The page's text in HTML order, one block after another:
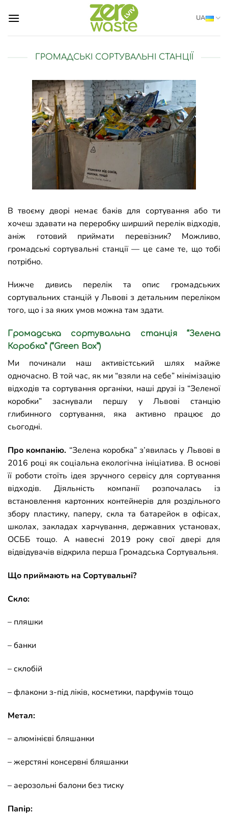
UA
ГРОМАДСЬКІ СОРТУВАЛЬНІ СТАНЦІЇ
В твоєму дворі немає баків для сортування або ти
хочеш здавати на переробку ширший перелік відходів,
аніж готовий приймати перевізник? Можливо,
громадські сортувальні станції — це саме те, що тобі
потрібно.
Нижче дивись перелік та опис громадських
сортувальних станцій у Львові з детальним переліком
того, що і за яких умов можна там здати.
Громадська сортувальна станція
“Зелена
Коробка” (“Green Box”)
Ми починали наш активістський шлях майже
одночасно. В той час, як ми “взяли на себе” мінімізацію
відходів та сортування органіки, наші друзі із “Зеленої
коробки” заснували першу у Львові станцію
глибинного сортування, яка активно працює до
сьогодні.
Про компанію. “Зелена коробка” з’явилась у Львові в
2016 році як соціальна екологічна ініціатива. В основі
її роботи стоїть ідея зручного сервісу для сортування
відходів. Діяльність компанії розпочалась із
встановлення картонних контейнерів для роздільного
збору пластику, паперу, скла та батарейок в офісах,
школах, закладах харчування, державних установах,
ОСББ тощо. А навесні 2019 року свої двері для
відвідувачів відкрила перша Громадська Сортувальня.
Що приймають на Сортувальні?
Скло:
– пляшки
– банки
– склобій
– флакони з-під ліків, косметики, парфумів тощо
Метал:
– алюмінієві бляшанки
– жерстяні консервні бляшанки
– аерозольні балони без тиску
Папір: